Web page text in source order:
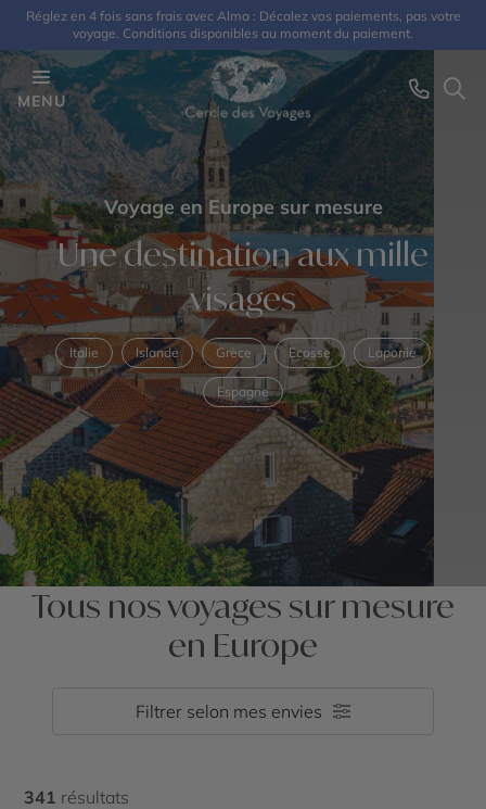
Réglez en 4 fois sans frais avec Alma : Décalez vos paiements, pas votre
voyage. Conditions disponibles au moment du paiement.
MENU
Voyage en Europe sur mesure
Une destination aux mille
visages
Italie Islande Grèce Ecosse Laponie
Espagne
Tous nos voyages sur mesure
en Europe
Filtrer selon mes envies
341 résultats